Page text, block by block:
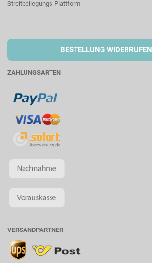
Streitbeilegungs-Plattform
BESTELLUNG WIDERRUFEN
ZAHLUNGSARTEN
VERSANDPARTNER